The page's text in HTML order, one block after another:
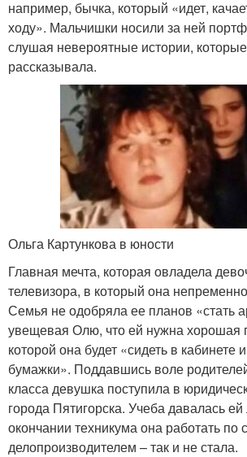
например, бычка, который «идет,
ходу». Мальчишки носили за ней
слушая невероятные истории,
рассказывала.
Ольга Картункова в юности
Главная мечта, которая овладела
телевизора, в который она
Семья не одобряла ее планов «стать
увещевая Олю, что ей нужна хорошая
которой она будет «сидеть в кабинете
бумажки». Поддавшись воле
класса девушка поступила в
города Пятигорска. Учеба давалась ей
окончании техникума она работать по
делопроизводителем – так и не стала.